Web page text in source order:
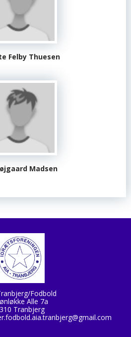
Felby Thuesen
Madsen
Fodbold
Alle 7a
Tranbjerg